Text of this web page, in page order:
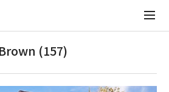
Brown (157)